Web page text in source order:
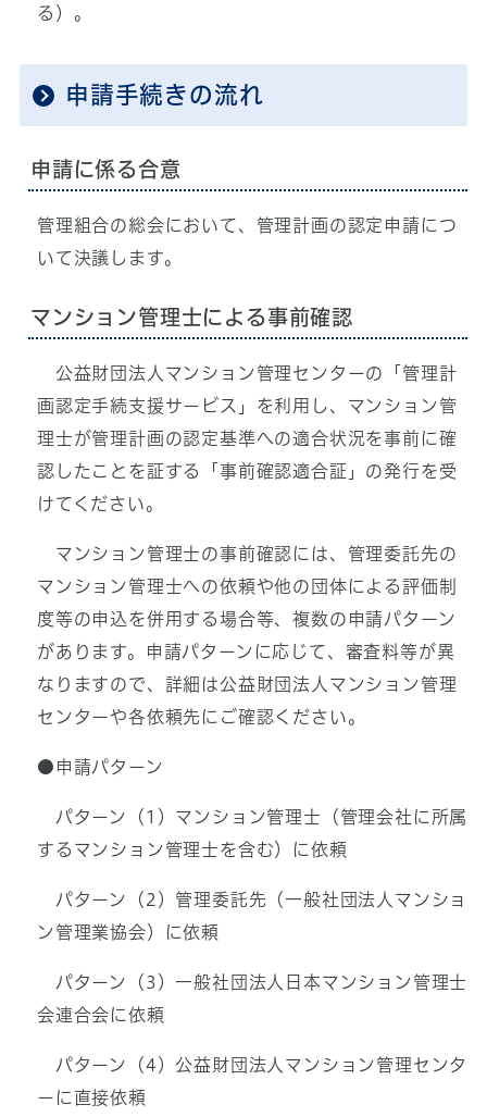
る）。
申請手続きの流れ
申請に係る合意
管理組合の総会において、管理計画の認定申請につ
いて決議します。
マンション管理士による事前確認
公益財団法人マンション管理センターの「管理計
画認定手続支援サービス」を利用し、マンション管
理士が管理計画の認定基準への適合状況を事前に確
認したことを証する「事前確認適合証」の発行を受
けてください。
マンション管理士の事前確認には、管理委託先の
マンション管理士への依頼や他の団体による評価制
度等の申込を併用する場合等、複数の申請パターン
があります。申請パターンに応じて、審査料等が異
なりますので、詳細は公益財団法人マンション管理
センターや各依頼先にご確認ください。
●申請パターン
パターン（1）マンション管理士（管理会社に所属
するマンション管理士を含む）に依頼
パターン（2）管理委託先（一般社団法人マンショ
ン管理業協会）に依頼
パターン（3）一般社団法人日本マンション管理士
会連合会に依頼
パターン（4）公益財団法人マンション管理センタ
ーに直接依頼